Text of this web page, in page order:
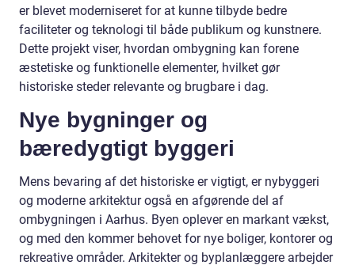
er blevet moderniseret for at kunne tilbyde bedre
faciliteter og teknologi til både publikum og kunstnere.
Dette projekt viser, hvordan ombygning kan forene
æstetiske og funktionelle elementer, hvilket gør
historiske steder relevante og brugbare i dag.
Nye bygninger og
bæredygtigt byggeri
Mens bevaring af det historiske er vigtigt, er nybyggeri
og moderne arkitektur også en afgørende del af
ombygningen i Aarhus. Byen oplever en markant vækst,
og med den kommer behovet for nye boliger, kontorer og
rekreative områder. Arkitekter og byplanlæggere arbejder